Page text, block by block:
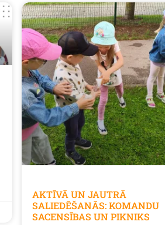
AKTĪVĀ UN JAUTRĀ
SALIEDĒŠANĀS: KOMANDU
SACENSĪBAS UN PIKNIKS